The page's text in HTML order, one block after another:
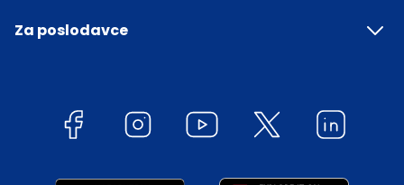
Za poslodavce